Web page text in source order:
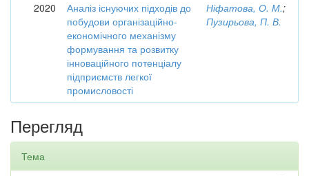
2020
Аналіз існуючих підходів до
побудови організаційно-
економічного механізму
формування та розвитку
інноваційного потенціалу
підприємств легкої
промисловості
Ніфатова, О. М.;
Пузирьова, П. В.
Перегляд
Тема